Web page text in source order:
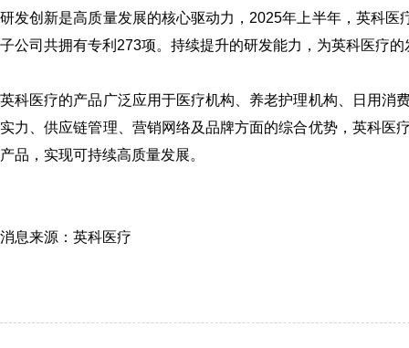
研发创新是高质量发展的核心驱动力，2025年上半年，英科
子公司共拥有专利273项。持续提升的研发能力，为英科医疗
英科医疗的产品广泛应用于医疗机构、养老护理机构、日用消
实力、供应链管理、营销网络及品牌方面的综合优势，英科医
产品，实现可持续高质量发展。
消息来源：英科医疗